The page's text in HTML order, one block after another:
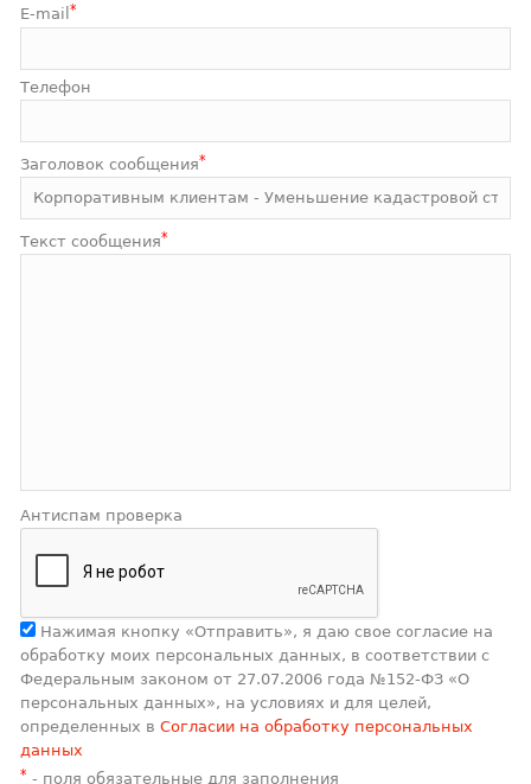
E-mail*
Телефон
Заголовок сообщения*
Текст сообщения*
Антиспам проверка
Нажимая кнопку «Отправить», я даю свое согласие на
обработку моих персональных данных, в соответствии с
Федеральным законом от 27.07.2006 года №152-ФЗ «О
персональных данных», на условиях и для целей,
определенных вСогласии на обработку персональных
данных
* - поля обязательные для заполнения